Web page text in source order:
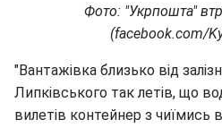
Фото: "Укрпошта"
(facebook.com/
"Вантажівка близько від
Липківського так летів, що
вилетів контейнер з чиїмись